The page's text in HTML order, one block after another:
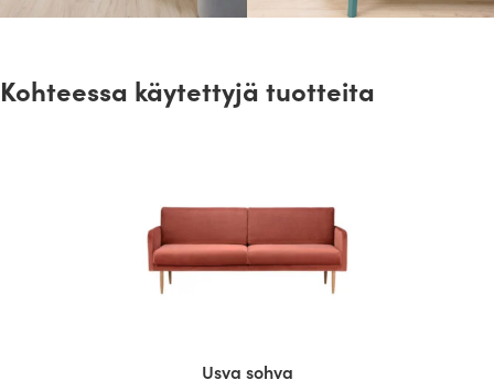
Kohteessa käytettyjä tuotteita
Usva sohva